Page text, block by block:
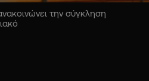
την σύγκληση